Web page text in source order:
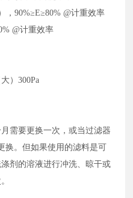
，90%≥E≥80% @计重效率
计重效率
）300Pa
需要更换一次，或当过滤器
换。但如果使用的滤料是可
剂的溶液进行冲洗、晾干或